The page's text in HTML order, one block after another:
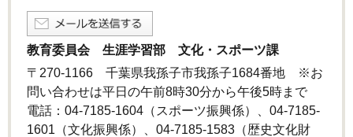
教育委員会 生涯学習部 文化・スポーツ課
〒270-1166 千葉県我孫子市我孫子1684番地 ※お
問い合わせは平日の午前8時30分から午後5時まで
電話：04-7185-1604（スポーツ振興係）、04-7185-
1601（文化振興係）、04-7185-1583（歴史文化財